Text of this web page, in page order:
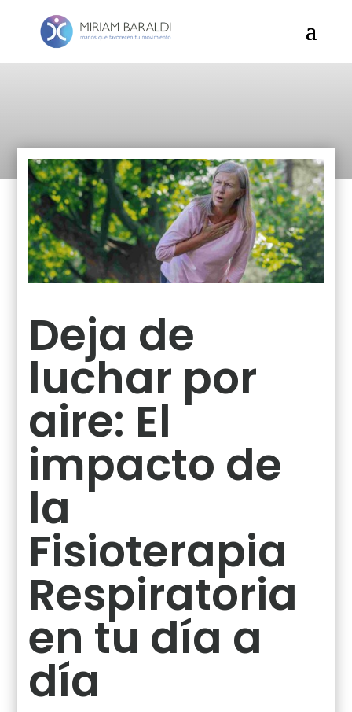
Deja de
luchar por
aire: El
impacto de
la
Fisioterapia
Respiratoria
en tu día a
día